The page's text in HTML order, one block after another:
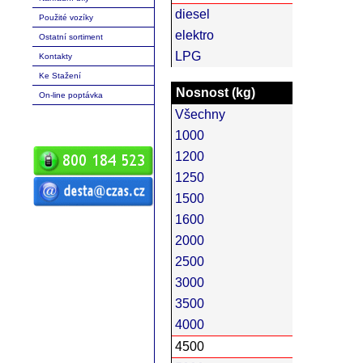
Použité vozíky
Ostatní sortiment
Kontakty
Ke Stažení
On-line poptávka
diesel
elektro
LPG
Nosnost (kg)
Všechny
1000
1200
1250
1500
1600
2000
2500
3000
3500
4000
4500